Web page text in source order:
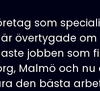
som
övertygade
jobben som
Malmö och nu
den bästa